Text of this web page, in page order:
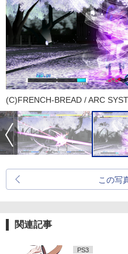
(C)FRENCH-BREAD / ARC
この写
関連記事
PS3